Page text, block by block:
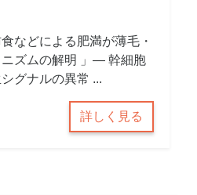
などによる肥満が薄毛・
ズムの解明 」― 幹細胞
グナルの異常 ...
詳しく見る